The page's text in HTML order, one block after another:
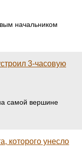
начальником
3-часовую
самой вершине
которого унесло